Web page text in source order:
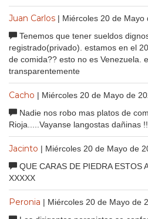
Juan Carlos | Miércoles 20 de Mayo
Tenemos que tener sueldos
registrado(privado). estamos en el
de comida?? esto no es Venezuela.
transparentemente
Cacho | Miércoles 20 de Mayo de
Nadie nos robo mas platos de
Rioja.....Vayanse langostas dañinas
Jacinto | Miércoles 20 de Mayo de
QUE CARAS DE PIEDRA ESTOS
XXXXX
Peronia | Miércoles 20 de Mayo de